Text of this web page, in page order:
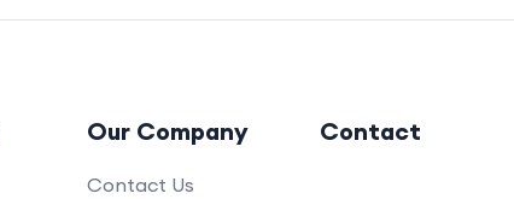
Our Company
Contact Us
Contact